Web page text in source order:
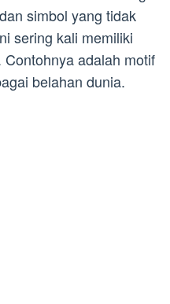
simbol yang tidak
sering kali memiliki
adalah motif
belahan dunia.